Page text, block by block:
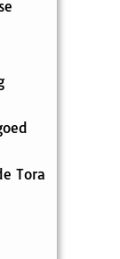
Tora